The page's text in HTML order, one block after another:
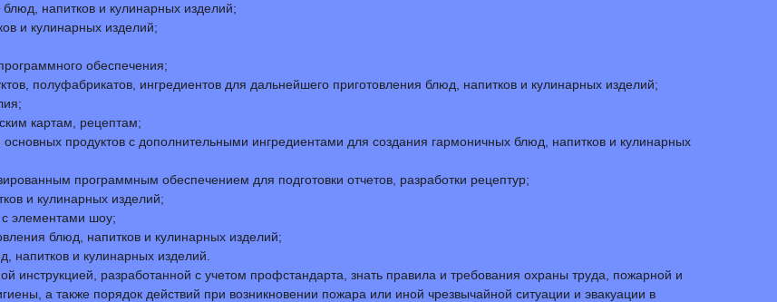
напитков и кулинарных изделий;
и кулинарных изделий;
обеспечения;
полуфабрикатов, ингредиентов для дальнейшего приготовления блюд, напитков и кулинарных изделий;
картам, рецептам;
продуктов с дополнительными ингредиентами для создания гармоничных блюд, напитков и кулинарных
программным обеспечением для подготовки отчетов, разработки рецептур;
и кулинарных изделий;
с элементами шоу;
блюд, напитков и кулинарных изделий;
напитков и кулинарных изделий.
инструкцией, разработанной с учетом профстандарта, знать правила и требования охраны труда, пожарной и
а также порядок действий при возникновении пожара или иной чрезвычайной ситуации и эвакуации в